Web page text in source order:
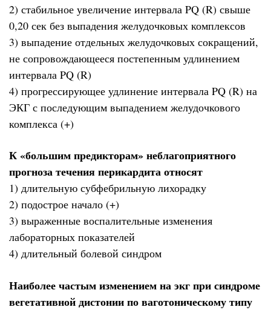
2) стабильное увеличение интервала PQ (R) свыше
0,20 сек без выпадения желудочковых комплексов
3) выпадение отдельных желудочковых сокращений,
не сопровождающееся постепенным удлинением
интервала PQ (R)
4) прогрессирующее удлинение интервала PQ (R) на
ЭКГ с последующим выпадением желудочкового
комплекса (+)
К «большим предикторам» неблагоприятного
прогноза течения перикардита относят
1) длительную субфебрильную лихорадку
2) подострое начало (+)
3) выраженные воспалительные изменения
лабораторных показателей
4) длительный болевой синдром
Наиболее частым изменением на экг при синдроме
вегетативной дистонии по ваготоническому типу